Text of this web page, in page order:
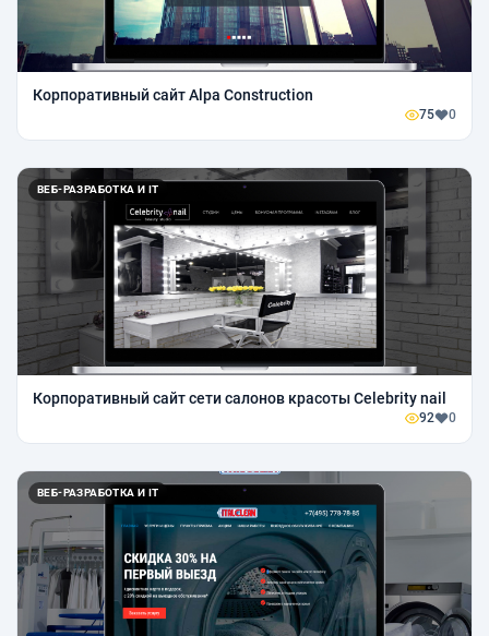
Корпоративный сайт Alpa Construction
75 0
ВЕБ-РАЗРАБОТКА И IT
Корпоративный сайт сети салонов красоты Celebrity nail
92 0
ВЕБ-РАЗРАБОТКА И IT